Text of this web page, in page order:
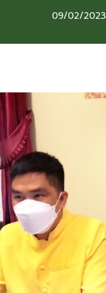
09/02/2023